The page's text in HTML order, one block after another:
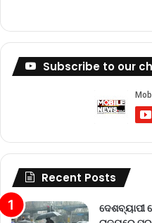
Subscribe to our
Recent Posts
ଦେଶବ୍ୟାପୀ